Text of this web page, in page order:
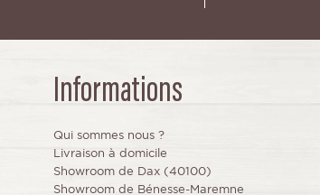
Informations
Qui sommes nous ?
Livraison à domicile
Showroom de Dax (40100)
Showroom de Bénesse-Maremne